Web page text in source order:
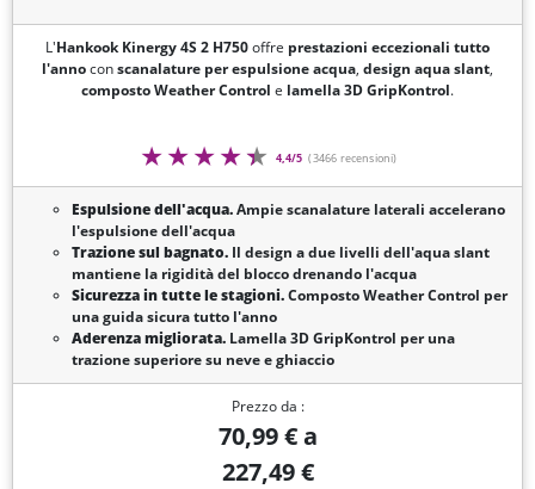
L'Hankook Kinergy 4S 2 H750offre prestazioni eccezionali tutto
l'annoconscanalature per espulsione acqua, design aqua slant,
composto Weather Control e lamella 3D GripKontrol.
4,4/5 (3466 recensioni)
Espulsione dell'acqua.Ampie scanalature laterali accelerano
l'espulsione dell'acqua
Trazione sul bagnato.Il design a due livelli dell'aqua slant
mantiene la rigidità del blocco drenando l'acqua
Sicurezza in tutte le stagioni.Composto Weather Control per
una guida sicura tutto l'anno
Aderenza migliorata.Lamella 3D GripKontrol per una
trazione superiore su neve e ghiaccio
Prezzo da :
70,99 € a
227,49 €